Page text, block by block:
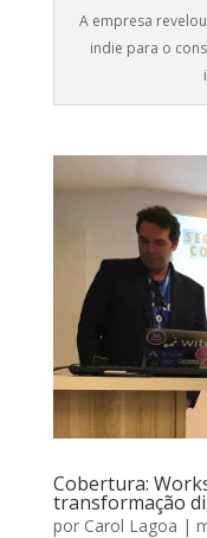
A empresa
indie para o
Cobertura:
transformação
por Carol Lagoa |